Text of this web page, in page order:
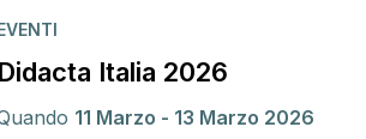
Didacta Italia 2026
11 Marzo - 13 Marzo 2026